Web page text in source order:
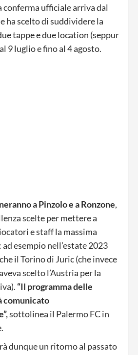
conferma ufficiale arriva dal
ha scelto di suddividere la
tappe e due location (seppur
9 luglio e fino al 4 agosto.
a Pinzolo e a Ronzone,
scelte per mettere a
e staff la massima
esempio nell’estate 2023
il Torino di Juric (che invece
scelto l’Austria per la
“Il programma delle
comunicato
sottolinea il Palermo FC in
dunque un ritorno al passato